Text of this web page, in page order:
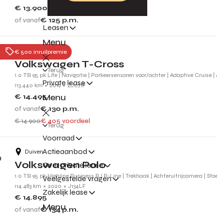
Leasen
Menu
Terug
Private lease
Menu
Terug
Voorraad
Actieaanbod
Over private lease
Veelgestelde vragen
Zakelijk lease
Menu
€ 13.900
of vanaf€ 125 p.m.
€ 500 inruilpremie
Nijmegen
Volkswagen T-Cross
1.0 TSI 95 pk Life | Navigatie | Parkeersensoren voor/achter | Adaptive Cruise
113.440 km
2019 ZJ071F
€ 14.495
of vanaf€ 130 p.m.
€ 14.900€ 405 voordeel
Duiven
Volkswagen Polo
1.0 TSI 95 pk Highline Business R l R-Line | Trekhaak | Achteruitrijcamera |
114.483 km
2020 J134LF
€ 14.895
of vanaf€ 134p.m.